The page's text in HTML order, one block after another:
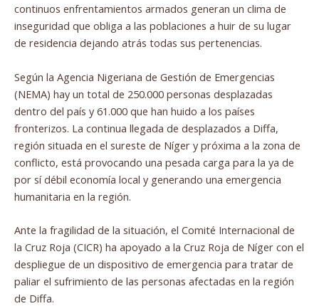
continuos enfrentamientos armados generan un clima de
inseguridad que obliga a las poblaciones a huir de su lugar
de residencia dejando atrás todas sus pertenencias.
Según la Agencia Nigeriana de Gestión de Emergencias
(NEMA) hay un total de 250.000 personas desplazadas
dentro del país y 61.000 que han huido a los países
fronterizos. La continua llegada de desplazados a Diffa,
región situada en el sureste de Níger y próxima a la zona de
conflicto, está provocando una pesada carga para la ya de
por sí débil economía local y generando una emergencia
humanitaria en la región.
Ante la fragilidad de la situación, el Comité Internacional de
la Cruz Roja (CICR) ha apoyado a la Cruz Roja de Níger con el
despliegue de un dispositivo de emergencia para tratar de
paliar el sufrimiento de las personas afectadas en la región
de Diffa.